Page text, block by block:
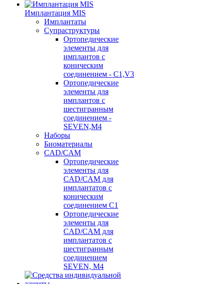
Имплантация MIS
Имплантаты
Супраструктуры
Ортопедические
элементы для
имплантов с
коническим
соединением - C1,V3
Ортопедические
элементы для
имплантов с
шестигранным
соединением -
SEVEN,M4
Наборы
Биоматериалы
CAD/CAM
Ортопедические
элементы для
CAD/CAM для
имплантатов с
коническим
соединением С1
Ортопедические
элементы для
CAD/CAM для
имплантатов с
шестигранным
соединением
SEVEN, М4